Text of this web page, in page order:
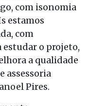
com isonomia
estamos
com
estudar o projeto,
a qualidade
assessoria
Pires.